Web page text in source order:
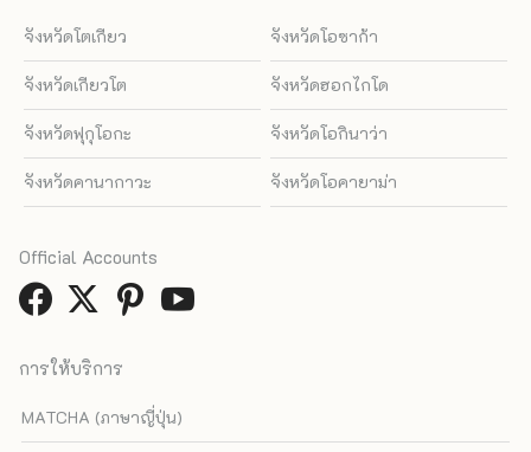
จังหวัดโตเกียว จังหวัดโอซาก้า
จังหวัดเกียวโต จังหวัดฮอกไกโด
จังหวัดฟุกุโอกะ จังหวัดโอกินาว่า
จังหวัดคานากาวะ จังหวัดโอคายาม่า
การให้บริการ
MATCHA (ภาษาญี่ปุ่น)
Official Accounts